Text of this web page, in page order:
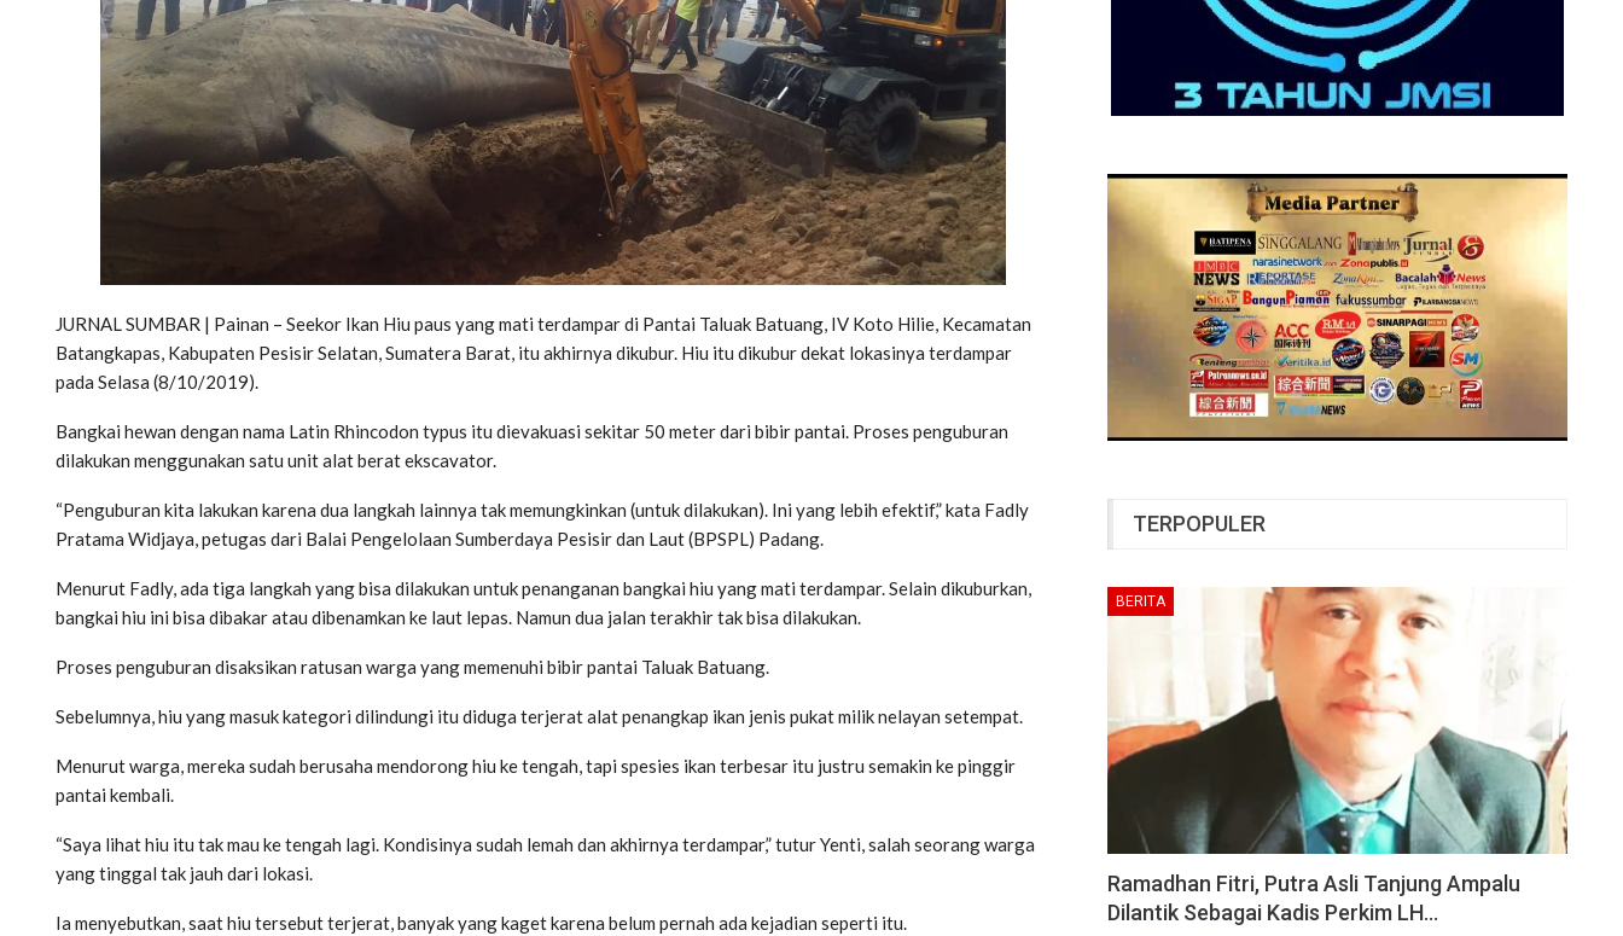
JURNAL SUMBAR | Painan – Seekor Ikan Hiu paus yang mati terdampar di Pantai Taluak Batuang, IV Koto Hilie, Kecamatan
Batangkapas, Kabupaten Pesisir Selatan, Sumatera Barat, itu akhirnya dikubur. Hiu itu dikubur dekat lokasinya terdampar
pada Selasa (8/10/2019).
Bangkai hewan dengan nama Latin Rhincodon typus itu dievakuasi sekitar 50 meter dari bibir pantai. Proses penguburan
dilakukan menggunakan satu unit alat berat ekscavator.
“Penguburan kita lakukan karena dua langkah lainnya tak memungkinkan (untuk dilakukan). Ini yang lebih efektif,” kata Fadly
Pratama Widjaya, petugas dari Balai Pengelolaan Sumberdaya Pesisir dan Laut (BPSPL) Padang.
Menurut Fadly, ada tiga langkah yang bisa dilakukan untuk penanganan bangkai hiu yang mati terdampar. Selain dikuburkan,
bangkai hiu ini bisa dibakar atau dibenamkan ke laut lepas. Namun dua jalan terakhir tak bisa dilakukan.
Proses penguburan disaksikan ratusan warga yang memenuhi bibir pantai Taluak Batuang.
Sebelumnya, hiu yang masuk kategori dilindungi itu diduga terjerat alat penangkap ikan jenis pukat milik nelayan setempat.
Menurut warga, mereka sudah berusaha mendorong hiu ke tengah, tapi spesies ikan terbesar itu justru semakin ke pinggir
pantai kembali.
“Saya lihat hiu itu tak mau ke tengah lagi. Kondisinya sudah lemah dan akhirnya terdampar,” tutur Yenti, salah seorang warga
yang tinggal tak jauh dari lokasi.
Ia menyebutkan, saat hiu tersebut terjerat, banyak yang kaget karena belum pernah ada kejadian seperti itu.
TERPOPULER
BERITA
Ramadhan Fitri, Putra Asli Tanjung Ampalu
Dilantik Sebagai Kadis Perkim LH…